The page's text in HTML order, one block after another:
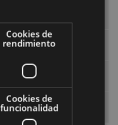
Cookies de
rendimiento
Cookies de
funcionalidad